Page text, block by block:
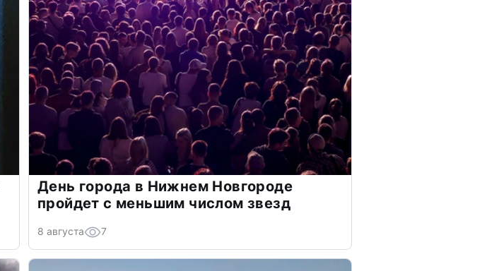
День города в Нижнем Новгороде
пройдет с меньшим числом звезд
8 августа 7